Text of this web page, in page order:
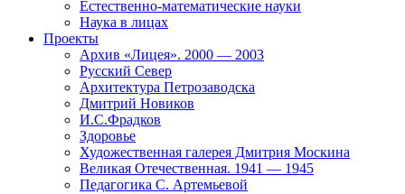
Естественно-математические науки
Наука в лицах
Проекты
Архив «Лицея». 2000 — 2003
Русский Север
Архитектура Петрозаводска
Дмитрий Новиков
И.С.Фрадков
Здоровье
Художественная галерея Дмитрия Москина
Великая Отечественная. 1941 — 1945
Педагогика С. Артемьевой